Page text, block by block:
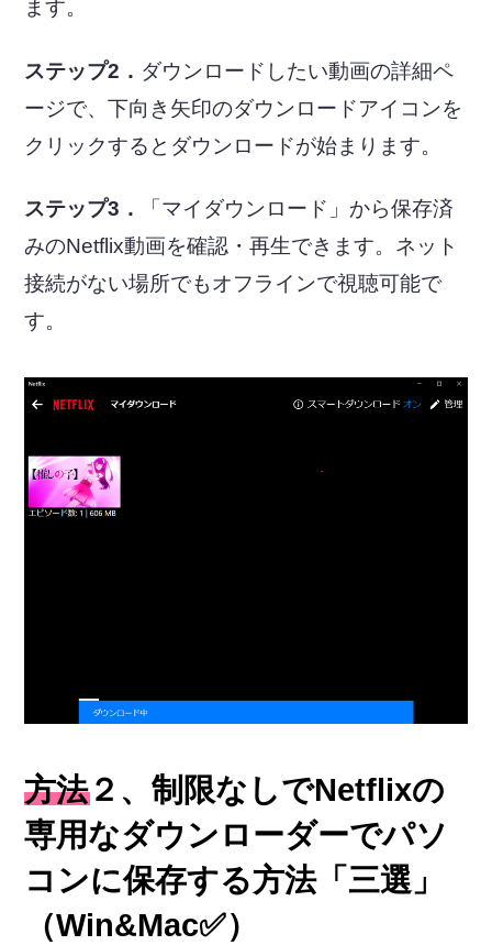
ます。
ステップ2． ダウンロードしたい動画の詳細ペ
ージで、下向き矢印のダウンロードアイコンを
クリックするとダウンロードが始まります。
ステップ3．
「マイダウンロード」から保存済
みのNetflix動画を確認・再生できます。ネット
接続がない場所でもオフラインで視聴可能で
す。
方法２、制限なしでNetflixの
専用なダウンローダーでパソ
コンに保存する方法「三選」
（Win&Mac✅）